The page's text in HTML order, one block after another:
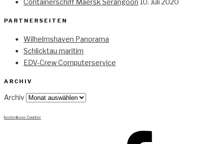
Containerschiff Maersk Serangoon 10. Juli 2020
PARTNERSEITEN
Wilhelmshaven Panorama
Schlicktau maritim
EDV-Crew Computerservice
ARCHIV
Archiv
kostenloser Counter